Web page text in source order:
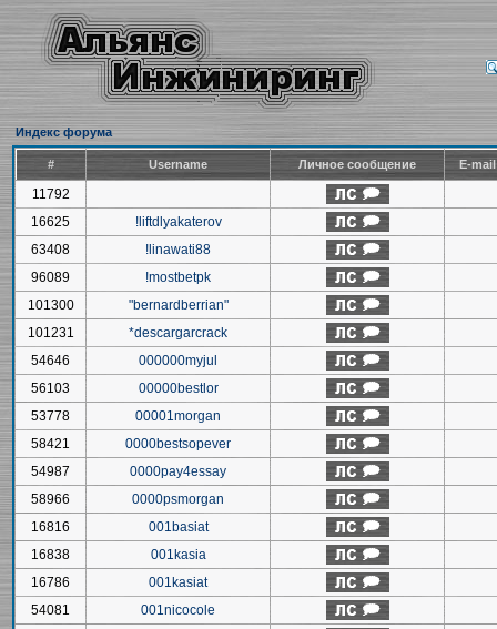
Индекс форума
# Username Личное сообщение E-
11792
16625
!liftdlyakaterov
63408
!linawati88
96089
!mostbetpk
101300
"bernardberrian"
101231
*descargarcrack
54646
000000myjul
56103
00000bestlor
53778
00001morgan
58421
0000bestsopever
54987
0000pay4essay
58966
0000psmorgan
16816
001basiat
16838
001kasia
16786
001kasiat
54081
001nicocole